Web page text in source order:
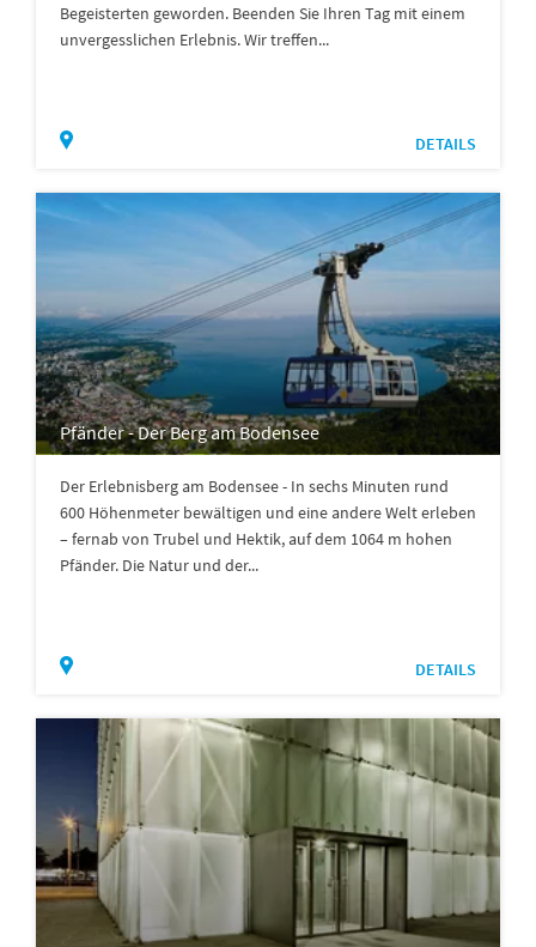
Begeisterten geworden. Beenden Sie Ihren Tag mit einem
unvergesslichen Erlebnis. Wir treffen...
DETAILS
Pfänder - Der Berg am Bodensee
Der Erlebnisberg am Bodensee - In sechs Minuten rund
600 Höhenmeter bewältigen und eine andere Welt erleben
– fernab von Trubel und Hektik, auf dem 1064 m hohen
Pfänder. Die Natur und der...
DETAILS